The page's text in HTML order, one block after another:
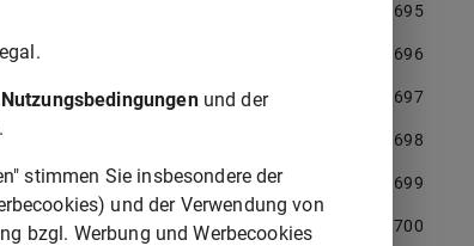
Gegenstand hat, ist auf Antrag
anzugebende effektive
des Bürgerlichen Gesetzbuchs
§ 695
§ 696
§ 697
§ 698
§ 699
§ 700
Nutzungsbedingungenund der
stimmen Sie insbesondere der
und der Verwendung von
bzgl. Werbung und Werbecookies